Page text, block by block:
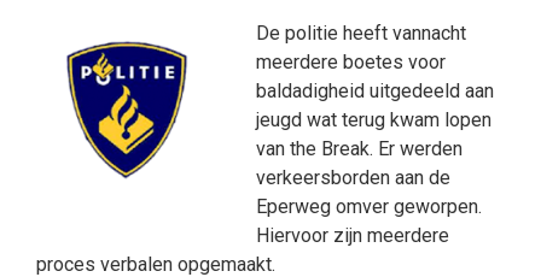
De politie heeft vannacht
meerdere boetes voor
baldadigheid uitgedeeld aan
jeugd wat terug kwam lopen
van the Break. Er werden
verkeersborden aan de
Eperweg omver geworpen.
Hiervoor zijn meerdere
proces verbalen opgemaakt.